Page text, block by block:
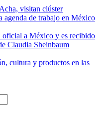
visitan clúster
agenda de trabajo en México
a México y es recibido
Claudia Sheinbaum
cultura y productos en las